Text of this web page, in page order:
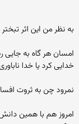
به نظر من این اثر
امسان هر گاه به جایی
خدایی کرد یا خدا
نمرود چن به ثروت
امروز هم با همین دانش